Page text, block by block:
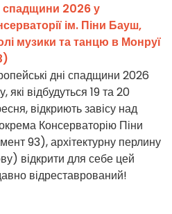
спадщини 2026 у
ім. Піни Бауш,
музики та танцю в Монруї
дні спадщини 2026
які відбудуться 19 та 20
відкриють завісу над
Консерваторію Піни
93), архітектурну перлину
відкрити для себе цей
відреставрований!